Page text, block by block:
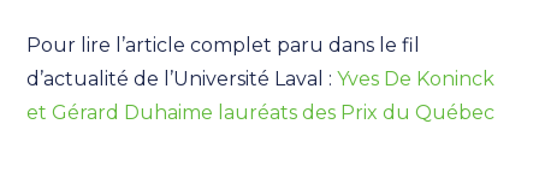
Pour lire l’article complet paru dans le fil
d’actualité de l’Université Laval :Yves De Koninck
et Gérard Duhaime lauréats des Prix du Québec